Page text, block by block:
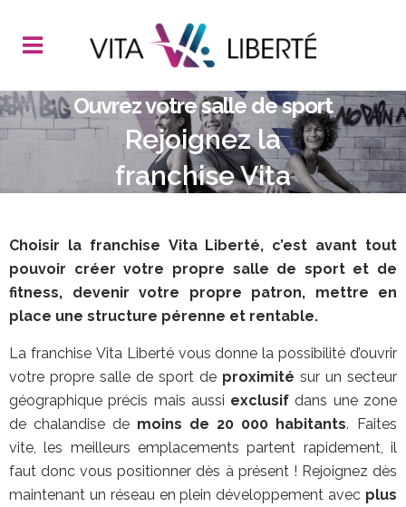
Ouvrez votre salle de sport
Rejoignez la
franchise Vita
Choisir la franchise Vita Liberté, c’est avant tout
pouvoir créer votre propre salle de sport et de
fitness, devenir votre propre patron, mettre en
place une structure pérenne et rentable.
La franchise Vita Liberté vous donne la possibilité d’ouvrir
votre propre salle de sport de proximité sur un secteur
géographique précis mais aussi exclusif dans une zone
de chalandise de moins de 20 000 habitants. Faites
vite, les meilleurs emplacements partent rapidement, il
faut donc vous positionner dès à présent ! Rejoignez dès
maintenant un réseau en plein développement avec plus